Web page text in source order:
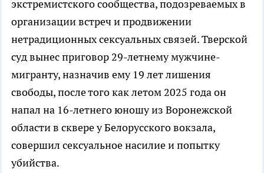
экстремистского сообщества, подозреваемых в
организации встреч и продвижении
нетрадиционных сексуальных связей. Тверской
суд вынес приговор 29-летнему мужчине-
мигранту, назначив ему 19 лет лишения
свободы, после того как летом 2025 года он
напал на 16-летнего юношу из Воронежской
области в сквере у Белорусского вокзала,
совершил сексуальное насилие и попытку
убийства.